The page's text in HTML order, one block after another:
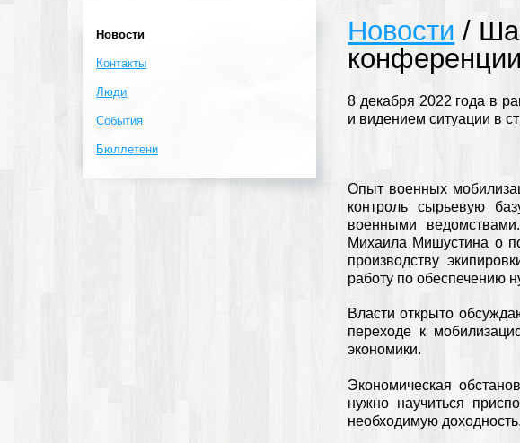
Новости
Контакты
Люди
События
Бюллетени
Новости /
8 декабря 2022 года в
и видением ситуации в
Опыт военных
контроль сырьевую
военными
Михаила Мишустина о
производству
работу по обеспечению
Власти открыто
переходе к
экономики.
Экономическая
нужно научиться
необходимую